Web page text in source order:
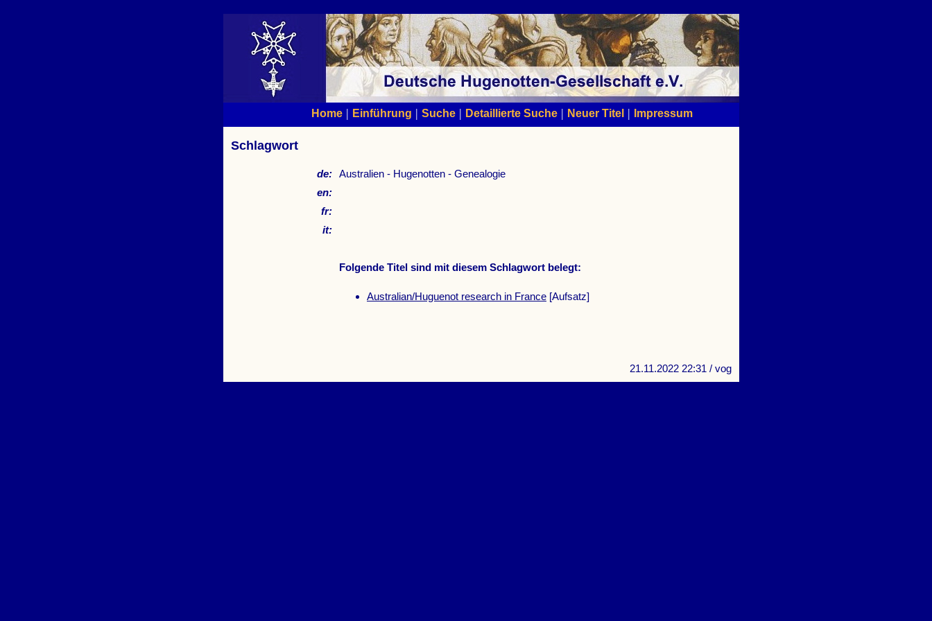
Home | Einführung | Suche | Detaillierte Suche | Neuer Titel | Impressum
Schlagwort
de: Australien - Hugenotten - Genealogie
en:
fr:
it:
Folgende Titel sind mit diesem Schlagwort belegt:
Australian/Huguenot research in France [Aufsatz]
21.11.2022 22:31 / vog